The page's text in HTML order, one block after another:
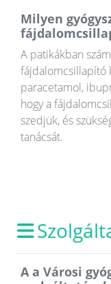
Milyen
A patikákban
fájdalomcsillapító
paracetamol,
hogy a
szedjük, és
tanácsát.
A a Városi